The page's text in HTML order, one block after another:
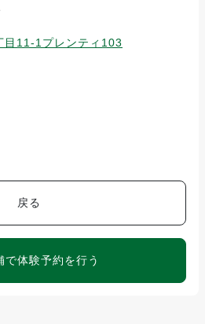
目11-1プレンティ103
戻る
で体験予約を行う